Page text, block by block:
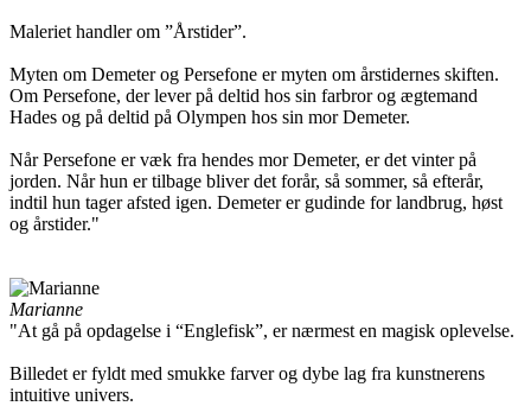
Maleriet handler om ”Årstider”.
Myten om Demeter og Persefone er myten om årstidernes skiften.
Om Persefone, der lever på deltid hos sin farbror og ægtemand
Hades og på deltid på Olympen hos sin mor Demeter.
Når Persefone er væk fra hendes mor Demeter, er det vinter på
jorden. Når hun er tilbage bliver det forår, så sommer, så efterår,
indtil hun tager afsted igen. Demeter er gudinde for landbrug, høst
og årstider."
Marianne
"At gå på opdagelse i “Englefisk”, er nærmest en magisk oplevelse.
Billedet er fyldt med smukke farver og dybe lag fra kunstnerens
intuitive univers.